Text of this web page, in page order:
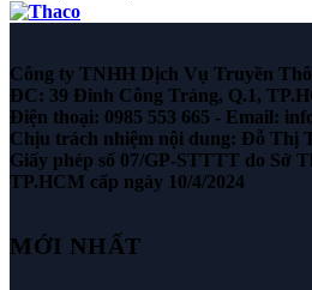
Công ty TNHH Dịch Vụ Truyền
ĐC: 39 Đinh Công Tráng, Q.1,
Điện thoại: 0985 553 665 - Email:
Chịu trách nhiệm nội dung: Đỗ Thị
Giấy phép số 07/GP-STTTT do Sở
TP.HCM cấp ngày 10/4/2024
MỚI NHẤT